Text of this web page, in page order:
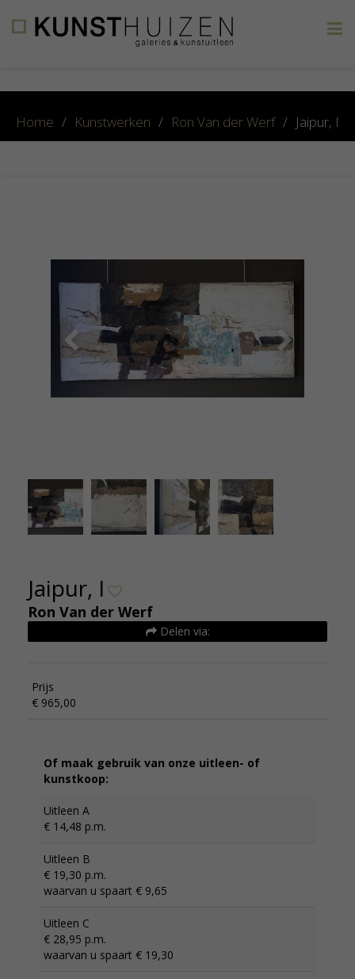
Home / Kunstwerken / Ron Van der Werf / Jaipur, I
Monotype De Kunsthuizen
Jaipur, I
Ron Van der Werf
Delen via:
Prijs
€ 965,00
Of maak gebruik van onze uitleen- of
kunstkoop:
Uitleen A
€ 14,48 p.m.
Uitleen B
€ 19,30 p.m.
waarvan u spaart € 9,65
Uitleen C
€ 28,95 p.m.
waarvan u spaart € 19,30